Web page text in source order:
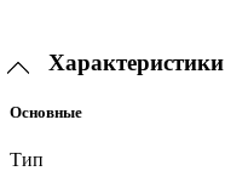
Характеристики
Основные
Тип